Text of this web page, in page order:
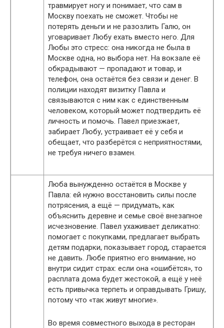
травмирует ногу и понимает, что сам в
Москву поехать не сможет. Чтобы не
потерять деньги и не разозлить Галю, он
уговаривает Любу ехать вместо него. Для
Любы это стресс: она никогда не была в
Москве одна, но выбора нет. На вокзале её
обкрадывают — пропадают и товар, и
телефон, она остаётся без связи и денег. В
полиции находят визитку Павла и
связываются с ним как с единственным
человеком, который может подтвердить её
личность и помочь. Павел приезжает,
забирает Любу, устраивает её у себя и
обещает, что разберётся с неприятностями,
не требуя ничего взамен.
Люба вынужденно остаётся в Москве у
Павла: ей нужно восстановить силы после
потрясения, а ещё — придумать, как
объяснить деревне и семье своё внезапное
исчезновение. Павел ухаживает деликатно:
помогает с покупками, предлагает выбрать
детям подарки, показывает город, старается
не давить. Любе приятно его внимание, но
внутри сидит страх: если она «ошибётся», то
расплата дома будет жестокой, а ещё у неё
есть привычка терпеть и оправдывать Гришу,
потому что «так живут многие».
Во время совместного выхода в ресторан